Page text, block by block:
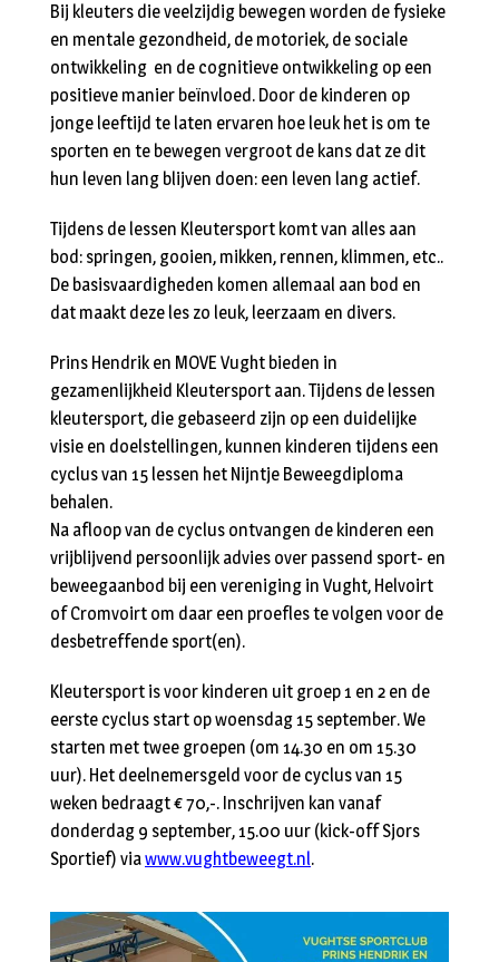
Bij kleuters die veelzijdig bewegen worden de fysieke
en mentale gezondheid, de motoriek, de sociale
ontwikkeling en de cognitieve ontwikkeling op een
positieve manier beïnvloed. Door de kinderen op
jonge leeftijd te laten ervaren hoe leuk het is om te
sporten en te bewegen vergroot de kans dat ze dit
hun leven lang blijven doen: een leven lang actief.
Tijdens de lessen Kleutersport komt van alles aan
bod: springen, gooien, mikken, rennen, klimmen, etc..
De basisvaardigheden komen allemaal aan bod en
dat maakt deze les zo leuk, leerzaam en divers.
Prins Hendrik en MOVE Vught bieden in
gezamenlijkheid Kleutersport aan. Tijdens de lessen
kleutersport, die gebaseerd zijn op een duidelijke
visie en doelstellingen, kunnen kinderen tijdens een
cyclus van 15 lessen het Nijntje Beweegdiploma
behalen.
Na afloop van de cyclus ontvangen de kinderen een
vrijblijvend persoonlijk advies over passend sport- en
beweegaanbod bij een vereniging in Vught, Helvoirt
of Cromvoirt om daar een proefles te volgen voor de
desbetreffende sport(en).
Kleutersport is voor kinderen uit groep 1 en 2 en de
eerste cyclus start op woensdag 15 september. We
starten met twee groepen (om 14.30 en om 15.30
uur). Het deelnemersgeld voor de cyclus van 15
weken bedraagt € 70,-. Inschrijven kan vanaf
donderdag 9 september, 15.00 uur (kick-off Sjors
Sportief) viawww.vughtbeweegt.nl.